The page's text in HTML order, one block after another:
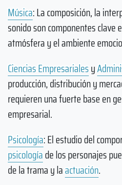
Música: La composición, la
sonido son componentes clave
atmósfera y el ambiente
Ciencias Empresarialesy
producción, distribución y
requieren una fuerte base en
empresarial.
Psicología: El estudio del
psicologíade los personajes
de la trama y laactuación.